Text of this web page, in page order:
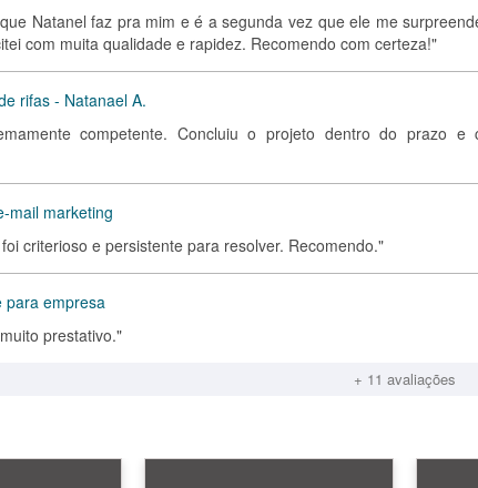
Natanel faz pra mim e é a segunda vez que ele me
com muita qualidade e rapidez. Recomendo com certeza!"
rifas - Natanael A.
competente. Concluiu o projeto dentro do prazo e
mail marketing
criterioso e persistente para resolver. Recomendo."
para empresa
prestativo."
+ 11 avaliações